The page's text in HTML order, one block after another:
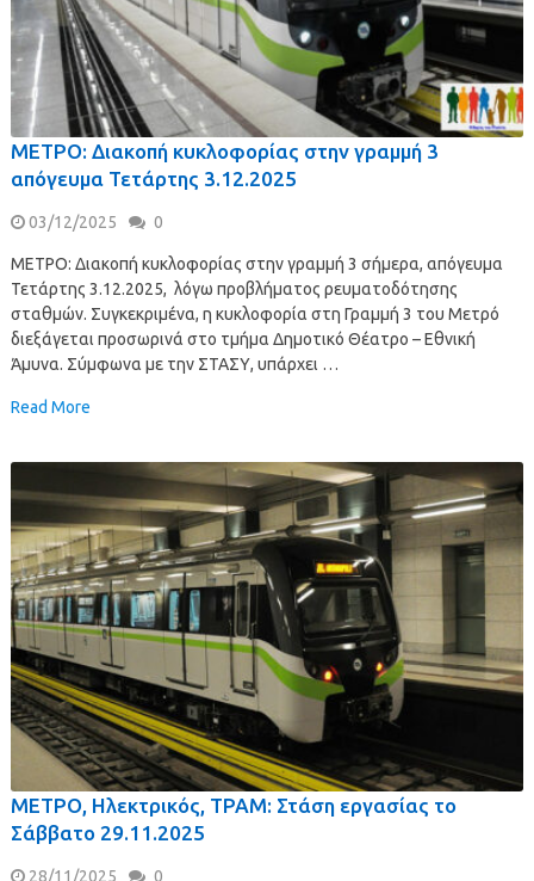
ΜΕΤΡΟ: Διακοπή κυκλοφορίας στην γραμμή 3
απόγευμα Τετάρτης 3.12.2025
03/12/2025 0
ΜΕΤΡΟ: Διακοπή κυκλοφορίας στην γραμμή 3 σήμερα, απόγευμα
Τετάρτης 3.12.2025, λόγω προβλήματος ρευματοδότησης
σταθμών. Συγκεκριμένα, η κυκλοφορία στη Γραμμή 3 του Μετρό
διεξάγεται προσωρινά στο τμήμα Δημοτικό Θέατρο – Εθνική
Άμυνα. Σύμφωνα με την ΣΤΑΣΥ, υπάρχει …
Read More
ΜΕΤΡΟ, Ηλεκτρικός, ΤΡΑΜ: Στάση εργασίας το
Σάββατο 29.11.2025
28/11/2025 0